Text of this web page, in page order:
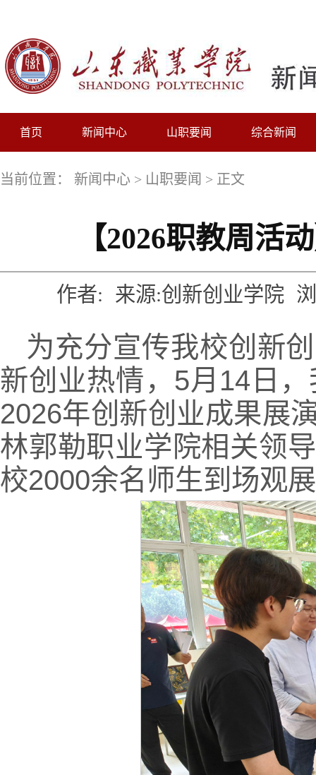
首页 新闻中心 山职要闻 综合新闻
当前位置： 新闻中心 > 山职要闻 > 正文
【2026职教周活
作者: 来源:创新创业学院
为充分宣传我校创新
新创业热情，5月14日
2026年创新创业成果展
林郭勒职业学院相关领
校2000余名师生到场观